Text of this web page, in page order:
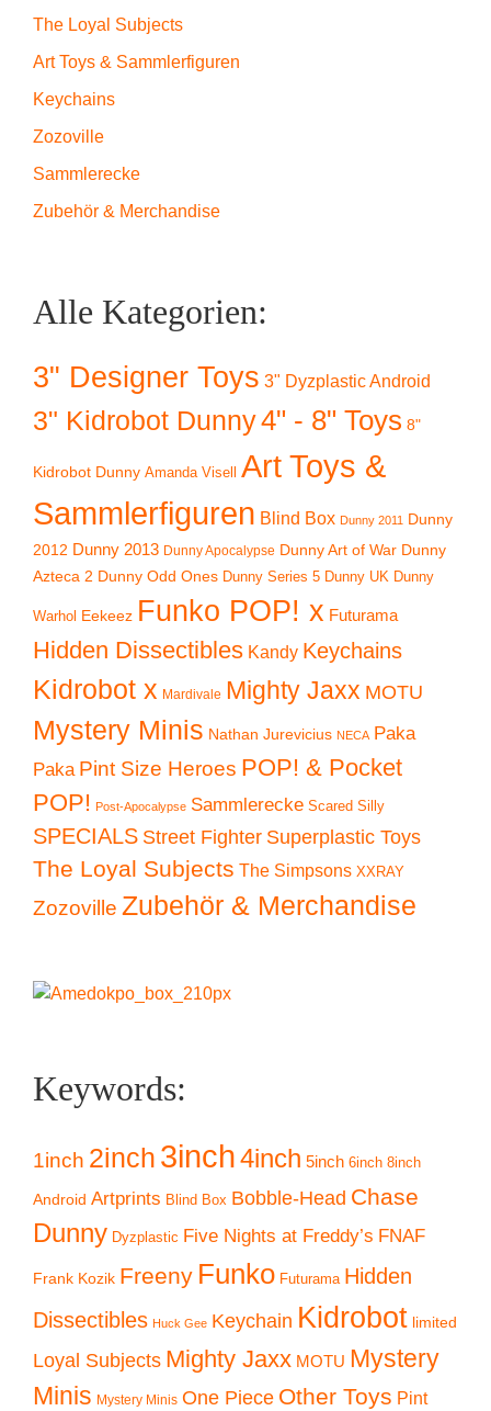
The Loyal Subjects
Art Toys & Sammlerfiguren
Keychains
Zozoville
Sammlerecke
Zubehör & Merchandise
Alle Kategorien:
3" Designer Toys 3" Dyzplastic Android
3" Kidrobot Dunny4" - 8" Toys 8"
Kidrobot Dunny Amanda Visell Art Toys &
Sammlerfiguren Blind Box Dunny 2011 Dunny
2012 Dunny 2013 Dunny Apocalypse Dunny Art of War Dunny
Azteca 2 Dunny Odd Ones Dunny Series 5 Dunny UK Dunny
Warhol Eekeez Funko POP! x Futurama
Hidden Dissectibles Kandy Keychains
Kidrobot x Mardivale Mighty Jaxx MOTU
Mystery Minis Nathan Jurevicius NECA Paka
Paka Pint Size Heroes POP! & Pocket
POP! Post-Apocalypse Sammlerecke Scared Silly
SPECIALS Street Fighter Superplastic Toys
The Loyal Subjects The Simpsons XXRAY
Zozoville Zubehör & Merchandise
Keywords:
1inch 2inch 3inch4inch 5inch 6inch 8inch
Android Artprints Blind Box Bobble-Head Chase
Dunny Dyzplastic Five Nights at Freddy’s FNAF
Frank Kozik Freeny Funko Futurama Hidden
Dissectibles Huck Gee Keychain Kidrobot limited
Loyal Subjects Mighty Jaxx MOTU Mystery
Minis Mystery Minis One Piece Other Toys Pint